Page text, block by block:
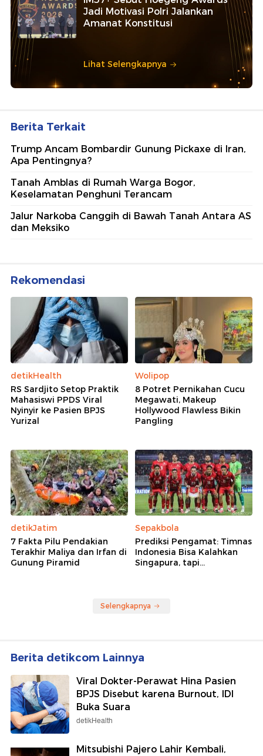
Jadi Motivasi Polri Jalankan
Amanat Konstitusi
Lihat Selengkapnya
Berita Terkait
Trump Ancam Bombardir Gunung Pickaxe di Iran,
Apa Pentingnya?
Tanah Amblas di Rumah Warga Bogor,
Keselamatan Penghuni Terancam
Jalur Narkoba Canggih di Bawah Tanah Antara AS
dan Meksiko
Rekomendasi
detikHealth
RS Sardjito Setop Praktik
Mahasiswi PPDS Viral
Nyinyir ke Pasien BPJS
Yurizal
Wolipop
8 Potret Pernikahan Cucu
Megawati, Makeup
Hollywood Flawless Bikin
Pangling
detikJatim
7 Fakta Pilu Pendakian
Terakhir Maliya dan Irfan di
Gunung Piramid
Sepakbola
Prediksi Pengamat: Timnas
Indonesia Bisa Kalahkan
Singapura, tapi...
Selengkapnya
Berita detikcom Lainnya
Viral Dokter-Perawat Hina Pasien
BPJS Disebut karena Burnout, IDI
Buka Suara
detikHealth
Mitsubishi Pajero Lahir Kembali,